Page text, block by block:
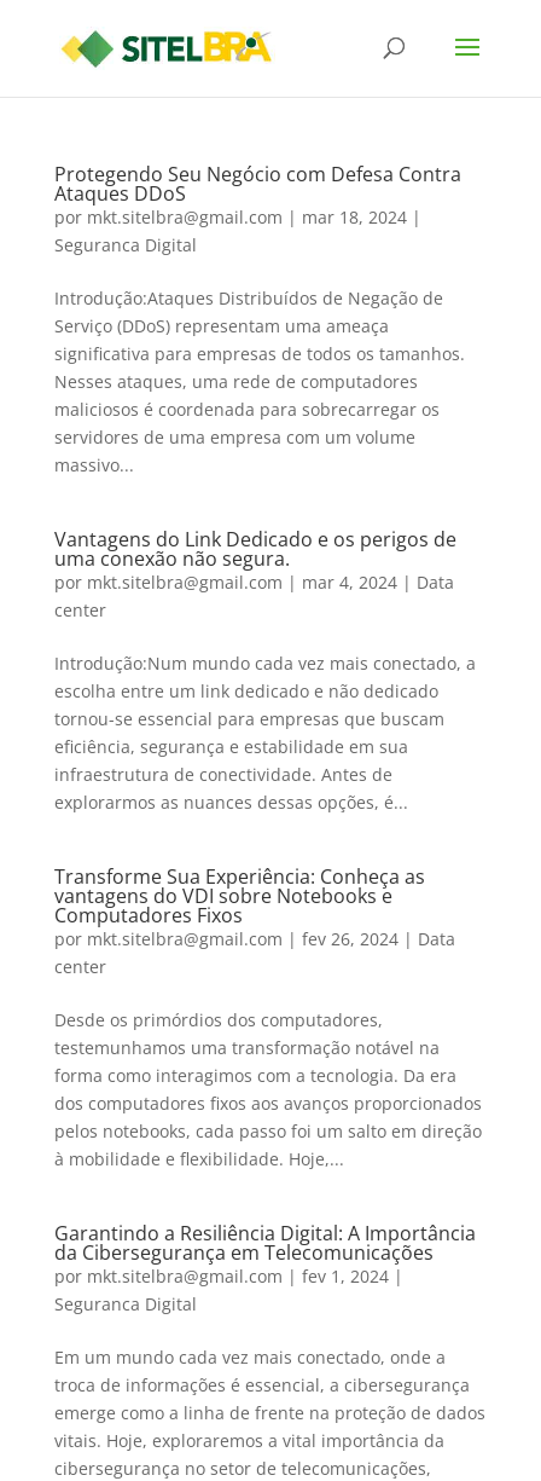
Protegendo Seu Negócio com Defesa Contra
Ataques DDoS
por mkt.sitelbra@gmail.com | mar 18, 2024|
Seguranca Digital
Introdução:Ataques Distribuídos de Negação de
Serviço (DDoS) representam uma ameaça
significativa para empresas de todos os tamanhos.
Nesses ataques, uma rede de computadores
maliciosos é coordenada para sobrecarregar os
servidores de uma empresa com um volume
massivo...
Vantagens do Link Dedicado e os perigos de
uma conexão não segura.
por mkt.sitelbra@gmail.com | mar 4, 2024| Data
center
Introdução:Num mundo cada vez mais conectado, a
escolha entre um link dedicado e não dedicado
tornou-se essencial para empresas que buscam
eficiência, segurança e estabilidade em sua
infraestrutura de conectividade. Antes de
explorarmos as nuances dessas opções, é...
Transforme Sua Experiência: Conheça as
vantagens do VDI sobre Notebooks e
Computadores Fixos
por mkt.sitelbra@gmail.com | fev 26, 2024| Data
center
Desde os primórdios dos computadores,
testemunhamos uma transformação notável na
forma como interagimos com a tecnologia. Da era
dos computadores fixos aos avanços proporcionados
pelos notebooks, cada passo foi um salto em direção
à mobilidade e flexibilidade. Hoje,...
Garantindo a Resiliência Digital: A Importância
da Cibersegurança em Telecomunicações
por mkt.sitelbra@gmail.com | fev 1, 2024|
Seguranca Digital
Em um mundo cada vez mais conectado, onde a
troca de informações é essencial, a cibersegurança
emerge como a linha de frente na proteção de dados
vitais. Hoje, exploraremos a vital importância da
cibersegurança no setor de telecomunicações,